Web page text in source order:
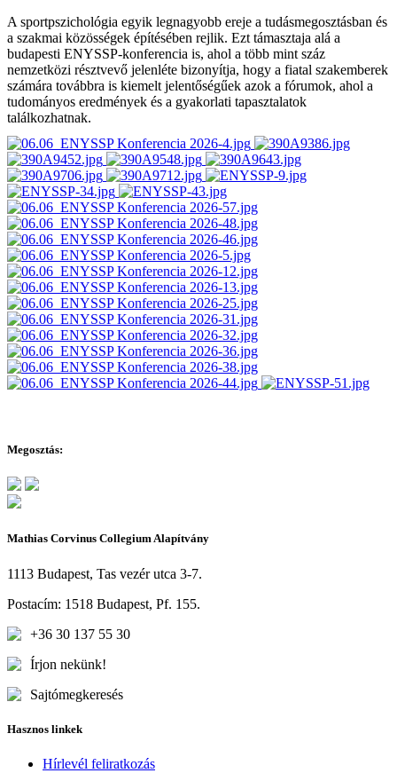
A sportpszichológia egyik legnagyobb ereje a tudásmegosztásban és
a szakmai közösségek építésében rejlik. Ezt támasztaja alá a
budapesti ENYSSP-konferencia is, ahol a több mint száz
nemzetközi résztvevő jelenléte bizonyítja, hogy a fiatal szakemberek
számára továbbra is kiemelt jelentőségűek azok a fórumok, ahol a
tudományos eredmények és a gyakorlati tapasztalatok
találkozhatnak.
Megosztás:
Mathias Corvinus Collegium Alapítvány
1113 Budapest, Tas vezér utca 3-7.
Postacím: 1518 Budapest, Pf. 155.
+36 30 137 55 30
Írjon nekünk!
Sajtómegkeresés
Hasznos linkek
Hírlevél feliratkozás